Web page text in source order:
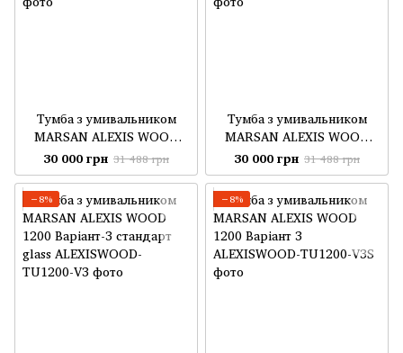
Тумба з умивальником
MARSAN ALEXIS WOOD
1000 Варіант-2 GLASS
30 000 грн 31 488 грн
Тумба з умивальником
MARSAN ALEXIS WOOD
1000 Варіант-2
30 000 грн 31 488 грн
−8% −8%